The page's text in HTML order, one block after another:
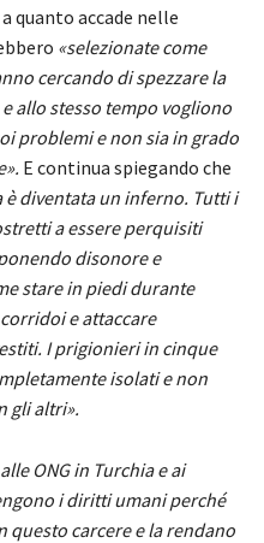
quanto accade nelle
«selezionate come
cercando di spezzare la
allo stesso tempo vogliono
problemi e non sia in grado
E continua spiegando che
è diventata un inferno. Tutti i
a essere perquisiti
disonore e
stare in piedi durante
e attaccare
I prigionieri in cinque
isolati e non
gli altri».
ONG in Turchia e ai
i diritti umani perché
questo carcere e la rendano